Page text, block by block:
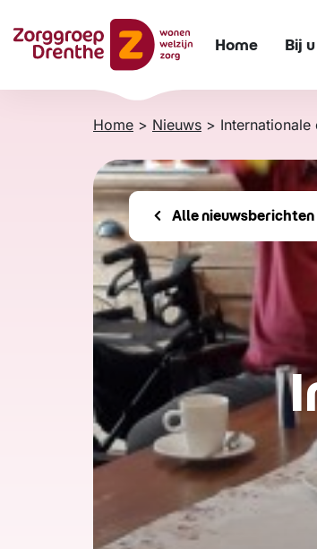
naar
content
Home Bij
Home > Nieuws > Internationale
Alle nieuwsberichten